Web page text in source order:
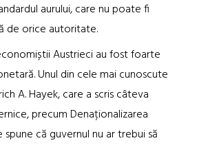
aurului, care nu poate fi
de orice autoritate.
Austrieci au fost foarte
Unul din cele mai cunoscute
A. Hayek, care a scris câteva
precum Denaționalizarea
spune că guvernul nu ar trebui să